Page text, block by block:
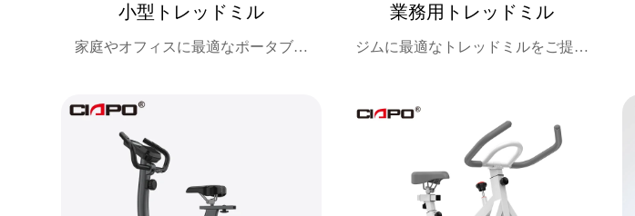
小型トレッドミル
家庭やオフィスに最適なポータブル
業務用トレッドミル
ジムに最適なトレッドミルをご提供